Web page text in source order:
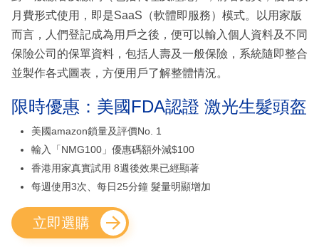
月費形式使用，即是SaaS（軟體即服務）模式。以用家版
而言，人們登記成為用戶之後，便可以輸入個人資料及不同
保險公司的保單資料，包括人壽及一般保險，系統隨即整合
並製作各式圖表，方便用戶了解整體情況。
限時優惠：美國FDA認證 激光生髮頭盔
美國amazon鎖量及評價No. 1
輸入「NMG100」優惠碼額外減$100
香港用家真實試用 8週後效果已經顯著
每週使用3次、每日25分鐘 髮量明顯增加
立即選購